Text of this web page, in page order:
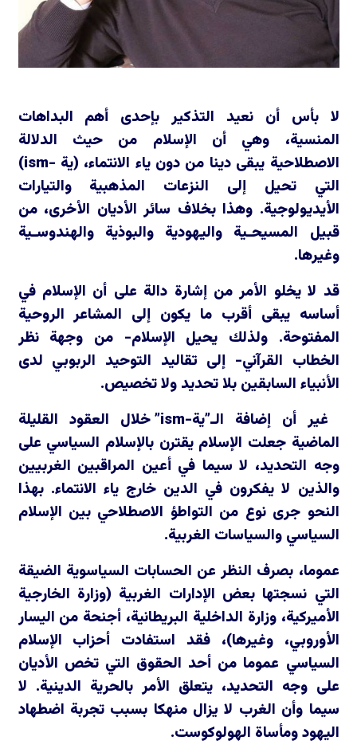
لا بأس أن نعيد التذكير بإحدى أهم البداهات
المنسية، وهي أن الإسلام من حيث الدلالة
الاصطلاحية يبقى دينا من دون ياء الانتماء، (ية -ism
)
التي تحيل إلى النزعات المذهبية والتيارات
الأيديولوجية. وهذا بخلاف سائر الأديان الأخرى، من
قبيل المسيحـية واليهودية والبوذية والهندوسـية
وغيرها.
قد لا يخلو الأمر من إشارة دالة على أن الإسلام في
أساسه يبقى أقرب ما يكون إلى المشاعر الروحية
المفتوحة. ولذلك يحيل الإسلام- من وجهة نظر
الخطاب القرآني- إلى تقاليد التوحيد الربوبي لدى
الأنبياء السابقين بلا تحديد ولا تخصيص.
غير أن إضافة الـ”ية-ism” خلال العقود القليلة
الماضية جعلت الإسلام يقترن بالإسلام السياسي على
وجه التحديد، لا سيما في أعين المراقبين الغربيين
والذين لا يفكرون في الدين خارج ياء الانتماء. بهذا
النحو جرى نوع من التواطؤ الاصطلاحي بين الإسلام
السياسي والسياسات الغربية.
عموما، بصرف النظر عن الحسابات السياسوية الضيقة
التي نسجتها بعض الإدارات الغربية (وزارة الخارجية
الأميركية، وزارة الداخلية البريطانية، أجنحة من اليسار
الأوروبي، وغيرها)، فقد استفادت أحزاب الإسلام
السياسي عموما من أحد الحقوق التي تخص الأديان
على وجه التحديد، يتعلق الأمر بالحرية الدينية. لا
سيما وأن الغرب لا يزال منهكا بسبب تجربة اضطهاد
اليهود ومأساة الهولوكوست.